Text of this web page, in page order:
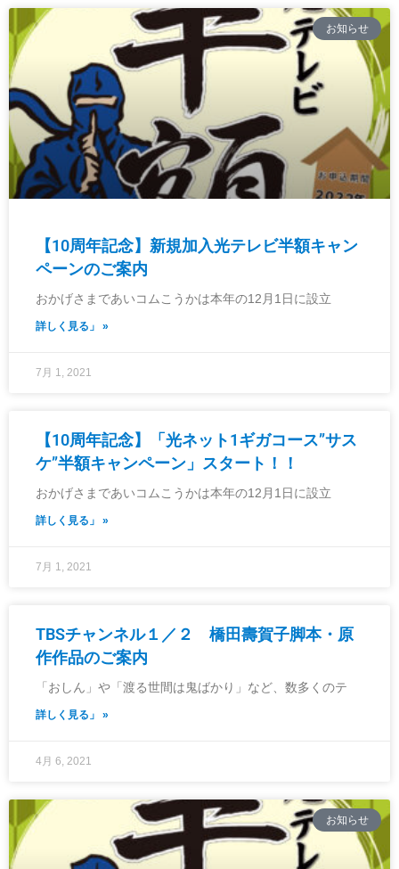
お知らせ
【10周年記念】新規加入光テレビ半額キャン
ペーンのご案内
おかげさまであいコムこうかは本年の12月1日に設立
詳しく見る」 »
7月 1, 2021
【10周年記念】「光ネット1ギガコース”サス
ケ”半額キャンペーン」スタート！！
おかげさまであいコムこうかは本年の12月1日に設立
詳しく見る」 »
7月 1, 2021
TBSチャンネル１／２ 橋田壽賀子脚本・原
作作品のご案内
「おしん」や「渡る世間は鬼ばかり」など、数多くのテ
詳しく見る」 »
4月 6, 2021
お知らせ